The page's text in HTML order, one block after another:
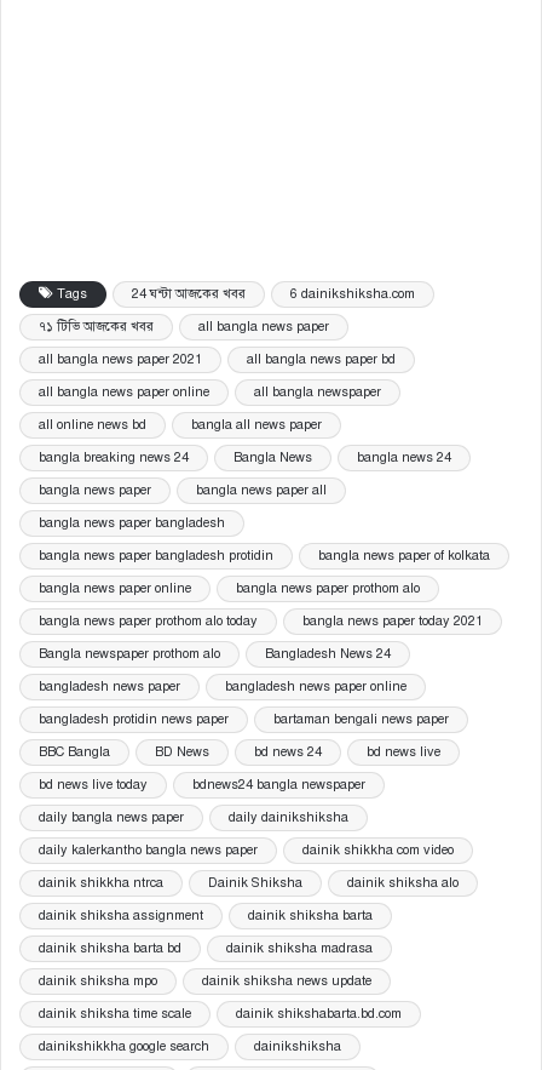
Tags 24 ঘন্টা আজকের খবর 6 dainikshiksha.com
৭১ টিভি আজকের খবর all bangla news paper
all bangla news paper 2021 all bangla news paper bd
all bangla news paper online all bangla newspaper
all online news bd bangla all news paper
bangla breaking news 24 Bangla News bangla news 24
bangla news paper bangla news paper all
bangla news paper bangladesh
bangla news paper bangladesh protidin bangla news paper of kolkata
bangla news paper online bangla news paper prothom alo
bangla news paper prothom alo today bangla news paper today 2021
Bangla newspaper prothom alo Bangladesh News 24
bangladesh news paper bangladesh news paper online
bangladesh protidin news paper bartaman bengali news paper
BBC Bangla BD News bd news 24 bd news live
bd news live today bdnews24 bangla newspaper
daily bangla news paper daily dainikshiksha
daily kalerkantho bangla news paper dainik shikkha com video
dainik shikkha ntrca Dainik Shiksha dainik shiksha alo
dainik shiksha assignment dainik shiksha barta
dainik shiksha barta bd dainik shiksha madrasa
dainik shiksha mpo dainik shiksha news update
dainik shiksha time scale dainik shikshabarta.bd.com
dainikshikkha google search dainikshiksha